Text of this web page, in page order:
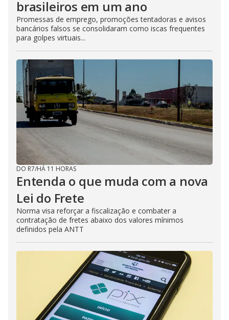
brasileiros em um ano
Promessas de emprego, promoções tentadoras e avisos
bancários falsos se consolidaram como iscas frequentes
para golpes virtuais...
DO R7/HÁ 11 HORAS
Entenda o que muda com a nova
Lei do Frete
Norma visa reforçar a fiscalização e combater a
contratação de fretes abaixo dos valores mínimos
definidos pela ANTT